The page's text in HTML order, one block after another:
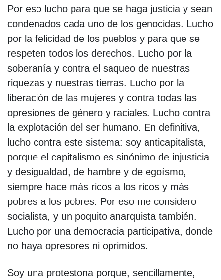
Por eso lucho para que se haga justicia y sean
condenados cada uno de los genocidas. Lucho
por la felicidad de los pueblos y para que se
respeten todos los derechos. Lucho por la
soberanía y contra el saqueo de nuestras
riquezas y nuestras tierras. Lucho por la
liberación de las mujeres y contra todas las
opresiones de género y raciales. Lucho contra
la explotación del ser humano. En definitiva,
lucho contra este sistema: soy anticapitalista,
porque el capitalismo es sinónimo de injusticia
y desigualdad, de hambre y de egoísmo,
siempre hace más ricos a los ricos y más
pobres a los pobres. Por eso me considero
socialista, y un poquito anarquista también.
Lucho por una democracia participativa, donde
no haya opresores ni oprimidos.
Soy una protestona porque, sencillamente,